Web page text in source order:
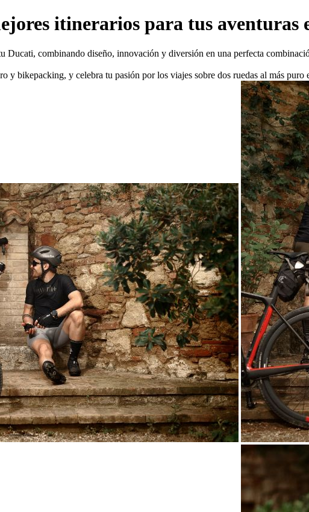
itinerarios para tus aventuras
combinando diseño, innovación y diversión en una perfecta
y bikepacking, y celebra tu pasión por los viajes sobre dos ruedas al más puro